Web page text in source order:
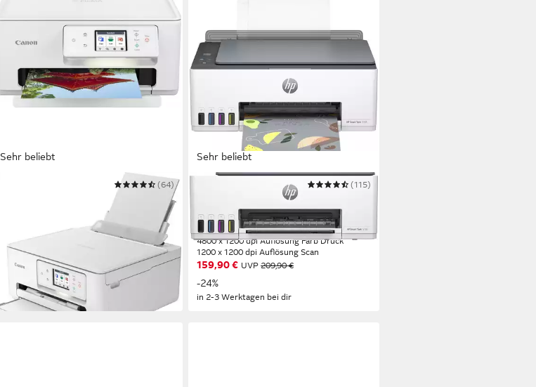
Sehr beliebt
1200 x 1200 dpi Auflösung Farb Druck
1200 x 2400 dpi
Auflösung Scan
Tintendruck
(64)
ab 85,99 € UVP145,00 €
-41%
in 2-3 Werktagen bei dir
Sehr beliebt
Smart Tank 5105 All-in-One-Drucker
Multifunktionsdrucker
1200 x 1200 dpi Auflösung s/w Druck
4800 x 1200 dpi Auflösung Farb Druck
1200 x 1200 dpi Auflösung Scan
(115)
159,90 € UVP209,90 €
-24%
in 2-3 Werktagen bei dir